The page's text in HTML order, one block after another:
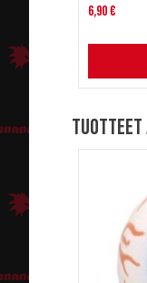
6,90 €
Tuotteet